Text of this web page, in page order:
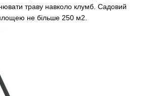
траву навколо клумб. Садовий
не більше 250 м2.